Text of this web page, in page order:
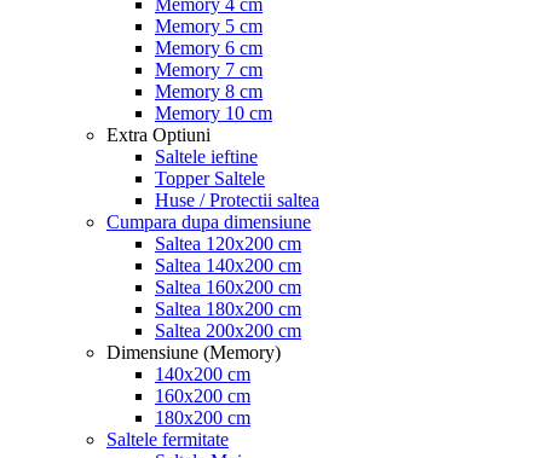
Memory 5 cm
Memory 6 cm
Memory 7 cm
Memory 8 cm
Memory 10 cm
Extra Optiuni
Saltele ieftine
Topper Saltele
Huse / Protectii saltea
Cumpara dupa dimensiune
Saltea 120x200 cm
Saltea 140x200 cm
Saltea 160x200 cm
Saltea 180x200 cm
Saltea 200x200 cm
Dimensiune (Memory)
140x200 cm
160x200 cm
180x200 cm
Saltele fermitate